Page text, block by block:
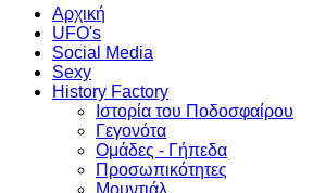
Αρχική
UFO's
Social Media
Sexy
History Factory
Ιστορία του Ποδοσφαίρου
Γεγονότα
Ομάδες - Γήπεδα
Προσωπικότητες
Μουντιάλ